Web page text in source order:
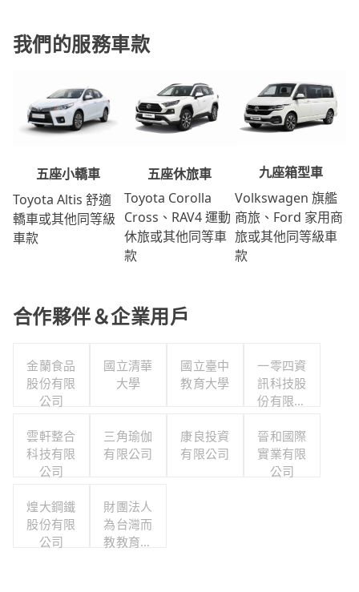
我們的服務車款
五座小轎車
Toyota Altis 舒適
轎車或其他同等級
車款
五座休旅車
Toyota Corolla
Cross、RAV4 運動
休旅或其他同等車
款
九座箱型車
Volkswagen 旗艦
商旅、Ford 家用商
旅或其他同等級車
款
合作夥伴＆企業用戶
金蘭食品
股份有限
公司
國立清華
大學
國立臺中
教育大學
一零四資
訊科技股
份有限公
雲軒整合
科技有限
公司
三角瑜伽
有限公司
康良投資
有限公司
晉和國際
實業有限
公司
煌大鋼鐵
股份有限
公司
財團法人
為台灣而
教教育基